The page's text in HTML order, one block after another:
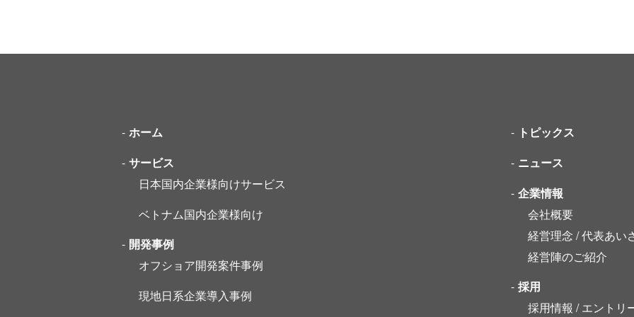
ホーム
サービス
日本国内企業様向けサービス
ベトナム国内企業様向け
開発事例
オフショア開発案件事例
現地日系企業導入事例
トピックス
ニュース
企業情報
会社概要
経営理念 / 代表あい
経営陣のご紹介
採用
採用情報 / エントリ